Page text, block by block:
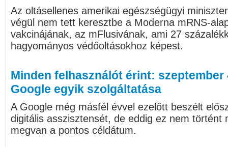
Az oltásellenes amerikai egészségügyi
végül nem tett keresztbe a Moderna mRNS-
vakcinájának, az mFlusivának, ami 27
hagyományos védőoltásokhoz képest.
Minden felhasználót érint: szeptember
Google egyik szolgáltatása
A Google még másfél évvel ezelőtt beszélt
digitális asszisztensét, de eddig ez nem történt
megvan a pontos céldátum.